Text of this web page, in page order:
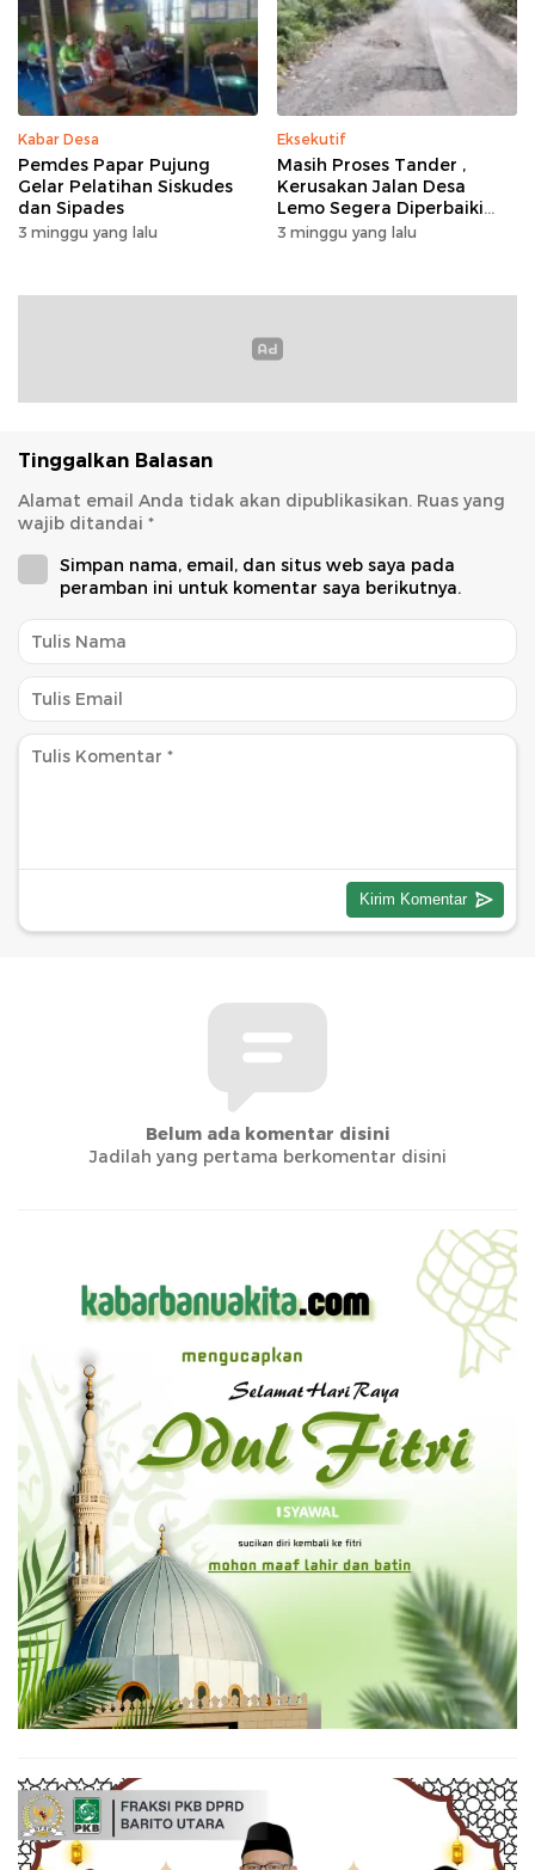
Kabar Desa
Pemdes Papar Pujung
Gelar Pelatihan Siskudes
dan Sipades
3 minggu yang lalu
Eksekutif
Masih Proses Tander ,
Kerusakan Jalan Desa
Lemo Segera Diperbaiki
Tahun Ini
3 minggu yang lalu
Tinggalkan Balasan
Alamat email Anda tidak akan dipublikasikan. Ruas yang
wajib ditandai *
Simpan nama, email, dan situs web saya pada
peramban ini untuk komentar saya berikutnya.
Belum ada komentar disini
Jadilah yang pertama berkomentar disini